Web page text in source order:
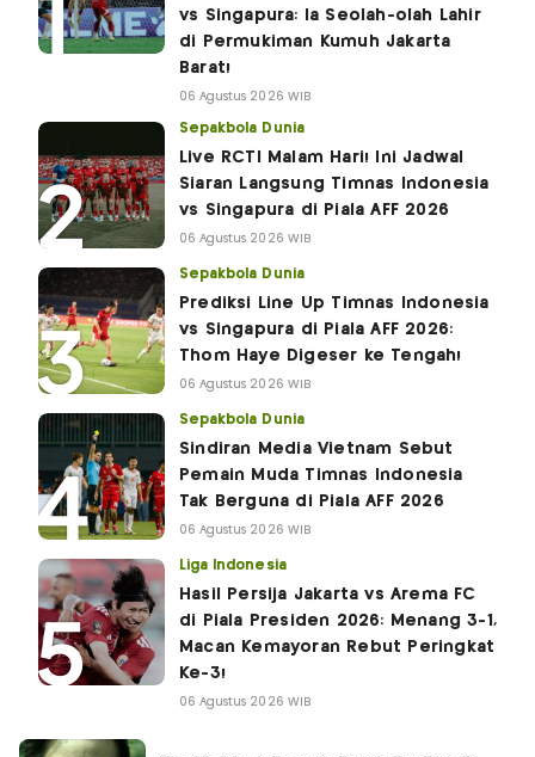
vs Singapura: Ia Seolah-olah Lahir
di Permukiman Kumuh Jakarta
Barat!
06 Agustus 2026 WIB
Sepakbola Dunia
Live RCTI Malam Hari! Ini Jadwal
Siaran Langsung Timnas Indonesia
vs Singapura di Piala AFF 2026
06 Agustus 2026 WIB
Sepakbola Dunia
Prediksi Line Up Timnas Indonesia
vs Singapura di Piala AFF 2026:
Thom Haye Digeser ke Tengah!
06 Agustus 2026 WIB
Sepakbola Dunia
Sindiran Media Vietnam Sebut
Pemain Muda Timnas Indonesia
Tak Berguna di Piala AFF 2026
06 Agustus 2026 WIB
Liga Indonesia
Hasil Persija Jakarta vs Arema FC
di Piala Presiden 2026: Menang 3-1,
Macan Kemayoran Rebut Peringkat
Ke-3!
06 Agustus 2026 WIB